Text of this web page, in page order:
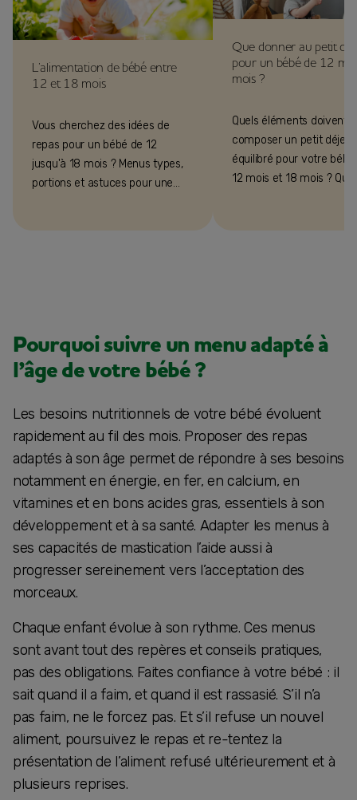
L’alimentation de bébé entre
12 et 18 mois
Vous cherchez des idées de
repas pour un bébé de 12
jusqu'à 18 mois ? Menus types,
portions et astuces pour une
Que donner au petit
pour un bébé de 12
mois ?
Quels éléments doivent
composer un petit
équilibré pour votre
12 mois et 18 mois ?
Pourquoi suivre un menu adapté à
l’âge de votre bébé ?
Les besoins nutritionnels de votre bébé évoluent
rapidement au fil des mois. Proposer des repas
adaptés à son âge permet de répondre à ses besoins
notamment en énergie, en fer, en calcium, en
vitamines et en bons acides gras, essentiels à son
développement et à sa santé. Adapter les menus à
ses capacités de mastication l’aide aussi à
progresser sereinement vers l’acceptation des
morceaux.
Chaque enfant évolue à son rythme. Ces menus
sont avant tout des repères et conseils pratiques,
pas des obligations. Faites confiance à votre bébé : il
sait quand il a faim, et quand il est rassasié. S’il n’a
pas faim, ne le forcez pas. Et s’il refuse un nouvel
aliment, poursuivez le repas et re-tentez la
présentation de l’aliment refusé ultérieurement et à
plusieurs reprises.